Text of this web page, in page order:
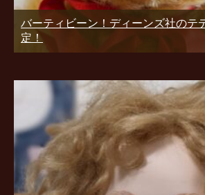
バーティビーン！ディーンズ社のテ
定！